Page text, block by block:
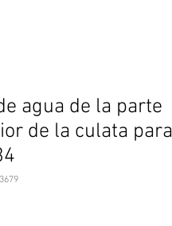
agua de la parte
de la culata